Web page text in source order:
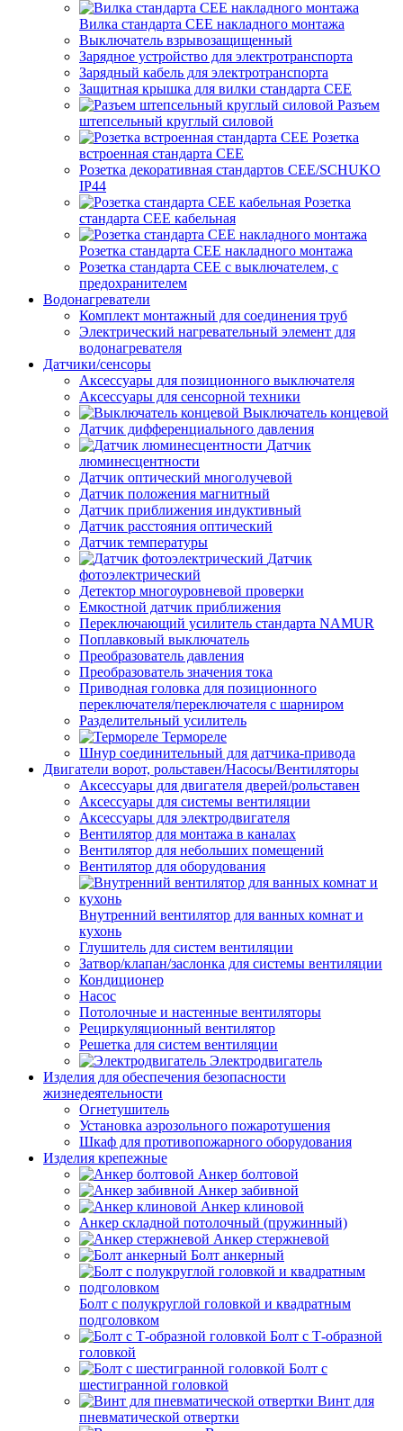
Вилка стандарта CEE накладного монтажа
Выключатель взрывозащищенный
Зарядное устройство для электротранспорта
Зарядный кабель для электротранспорта
Защитная крышка для вилки стандарта CEE
Разъем
штепсельный круглый силовой
Розетка
встроенная стандарта CEE
Розетка декоративная стандартов CEE/SCHUKO
IP44
Розетка
стандарта СЕЕ кабельная
Розетка стандарта СЕЕ накладного монтажа
Розетка стандарта СЕЕ с выключателем, с
предохранителем
Водонагреватели
Комплект монтажный для соединения труб
Электрический нагревательный элемент для
водонагревателя
Датчики/сенсоры
Аксессуары для позиционного выключателя
Аксессуары для сенсорной техники
Выключатель концевой
Датчик дифференциального давления
Датчик
люминесцентности
Датчик оптический многолучевой
Датчик положения магнитный
Датчик приближения индуктивный
Датчик расстояния оптический
Датчик температуры
Датчик
фотоэлектрический
Детектор многоуровневой проверки
Емкостной датчик приближения
Переключающий усилитель стандарта NAMUR
Поплавковый выключатель
Преобразователь давления
Преобразователь значения тока
Приводная головка для позиционного
переключателя/переключателя с шарниром
Разделительный усилитель
Термореле
Шнур соединительный для датчика-привода
Двигатели ворот, рольставен/Насосы/Вентиляторы
Аксессуары для двигателя дверей/рольставен
Аксессуары для системы вентиляции
Аксессуары для электродвигателя
Вентилятор для монтажа в каналах
Вентилятор для небольших помещений
Вентилятор для оборудования
Внутренний вентилятор для ванных комнат и
кухонь
Глушитель для систем вентиляции
Затвор/клапан/заслонка для системы вентиляции
Кондиционер
Насос
Потолочные и настенные вентиляторы
Рециркуляционный вентилятор
Решетка для систем вентиляции
Электродвигатель
Изделия для обеспечения безопасности
жизнедеятельности
Огнетушитель
Установка аэрозольного пожаротушения
Шкаф для противопожарного оборудования
Изделия крепежные
Анкер болтовой
Анкер забивной
Анкер клиновой
Анкер складной потолочный (пружинный)
Анкер стержневой
Болт анкерный
Болт с полукруглой головкой и квадратным
подголовком
Болт с Т-образной
головкой
Болт с
шестигранной головкой
Винт для
пневматической отвертки